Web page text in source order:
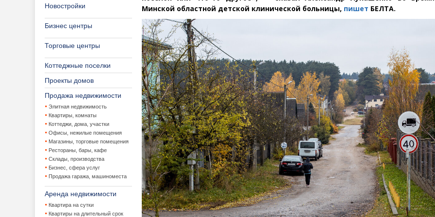
Новостройки
Бизнес центры
Торговые центры
Коттеджные поселки
Проекты домов
Продажа недвижимости
Элитная недвижимость
Квартиры, комнаты
Коттеджи, дома, участки
Офисы, нежилые помещения
Магазины, торговые помещения
Рестораны, бары, кафе
Склады, производства
Бизнес, сфера услуг
Продажа гаража, машиноместа
Аренда недвижимости
Квартира на сутки
Квартиры на длительный срок
Минской областной детской клинической больницы, пишет БЕЛТА.